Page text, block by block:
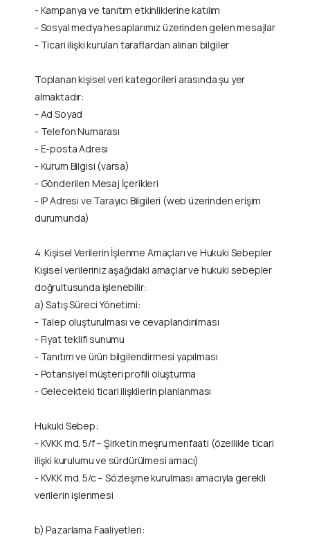
- Kampanya ve tanıtım etkinliklerine katılım
- Sosyal medya hesaplarımız üzerinden gelen mesajlar
- Ticari ilişki kurulan taraflardan alınan bilgiler
Toplanan kişisel veri kategorileri arasında şu yer
almaktadır:
- Ad Soyad
- Telefon Numarası
- E-posta Adresi
- Kurum Bilgisi (varsa)
- Gönderilen Mesaj İçerikleri
- IP Adresi ve Tarayıcı Bilgileri (web üzerinden erişim
durumunda)
4. Kişisel Verilerin İşlenme Amaçları ve Hukuki Sebepler
Kişisel verileriniz aşağıdaki amaçlar ve hukuki sebepler
doğrultusunda işlenebilir:
a) Satış Süreci Yönetimi:
- Talep oluşturulması ve cevaplandırılması
- Fiyat teklifi sunumu
- Tanıtım ve ürün bilgilendirmesi yapılması
- Potansiyel müşteri profili oluşturma
- Gelecekteki ticari ilişkilerin planlanması
Hukuki Sebep:
- KVKK md. 5/f – Şirketin meşru menfaati (özellikle ticari
ilişki kurulumu ve sürdürülmesi amacı)
- KVKK md. 5/c – Sözleşme kurulması amacıyla gerekli
verilerin işlenmesi
b) Pazarlama Faaliyetleri: